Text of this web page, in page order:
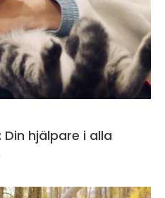
hjälpare i alla